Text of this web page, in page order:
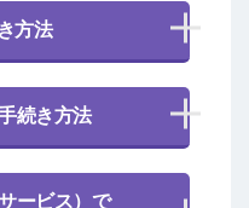
方法
続き方法
ービス）で